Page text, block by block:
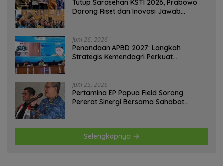
Tutup Sarasehan KSTI 2026, Prabowo
Dorong Riset dan Inovasi Jawab
Juni 26, 2026
Penandaan APBD 2027: Langkah
Strategis Kemendagri Perkuat
Juni 25, 2026
Pertamina EP Papua Field Sorong
Pererat Sinergi Bersama Sahabat
Selengkapnya